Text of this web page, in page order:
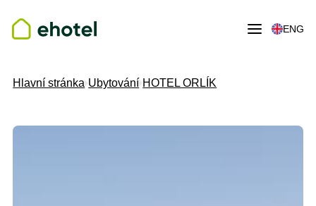
ENG
Hlavní stránka Ubytování HOTEL ORLÍK